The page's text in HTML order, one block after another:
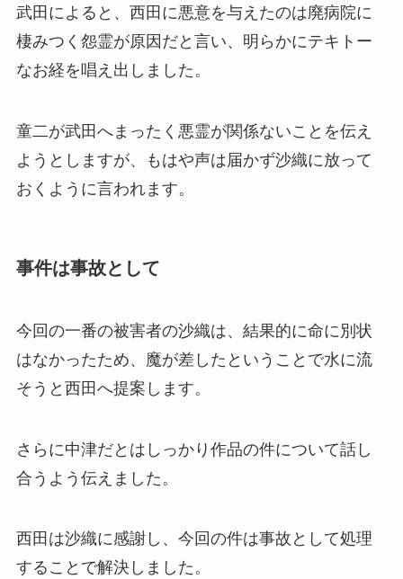
武田によると、西田に悪意を与えたのは廃病院に
棲みつく怨霊が原因だと言い、明らかにテキトー
なお経を唱え出しました。
童二が武田へまったく悪霊が関係ないことを伝え
ようとしますが、もはや声は届かず沙織に放って
おくように言われます。
事件は事故として
今回の一番の被害者の沙織は、結果的に命に別状
はなかったため、魔が差したということで水に流
そうと西田へ提案します。
さらに中津だとはしっかり作品の件について話し
合うよう伝えました。
西田は沙織に感謝し、今回の件は事故として処理
することで解決しました。